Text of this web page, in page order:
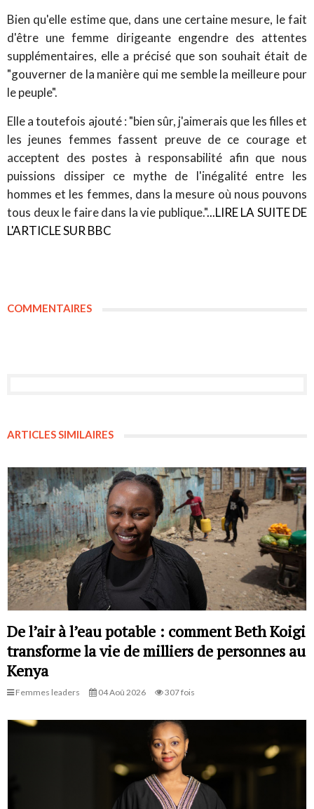
Bien qu'elle estime que, dans une certaine mesure, le fait
d'être une femme dirigeante engendre des attentes
supplémentaires, elle a précisé que son souhait était de
"gouverner de la manière qui me semble la meilleure pour
le peuple".
Elle a toutefois ajouté : "bien sûr, j'aimerais que les filles et
les jeunes femmes fassent preuve de ce courage et
acceptent des postes à responsabilité afin que nous
puissions dissiper ce mythe de l'inégalité entre les
hommes et les femmes, dans la mesure où nous pouvons
tous deux le faire dans la vie publique."...LIRE LA SUITE DE
L'ARTICLE SUR BBC
COMMENTAIRES
ARTICLES SIMILAIRES
De l’air à l’eau potable : comment Beth Koigi
transforme la vie de milliers de personnes au
Kenya
Femmes leaders 04 Aoû 2026 307 fois